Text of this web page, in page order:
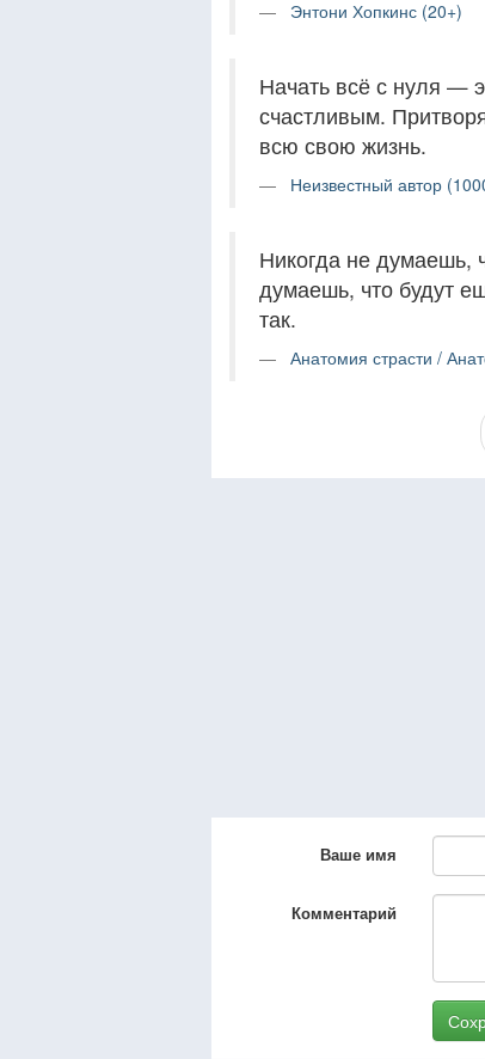
Энтони Хопкинс (20+)
Начать всё с нуля —
счастливым.
всю свою жизнь.
Неизвестный автор
Никогда не думаешь,
думаешь, что будут
так.
Анатомия страсти /
Ваше имя
Комментарий